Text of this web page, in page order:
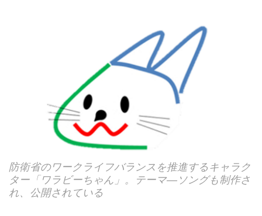
防衛省のワークライフバランスを推進するキャラク
ター「ワラビーちゃん」。テーマ―ソングも制作さ
れ、公開されている